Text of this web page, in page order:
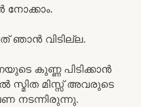
നോക്കാം.
വിടില്ല.
കുണ്ണ പിടിക്കാൻ
സ്മിത മിസ്സ്‌ അവരുടെ
നടന്നിരുന്നു.